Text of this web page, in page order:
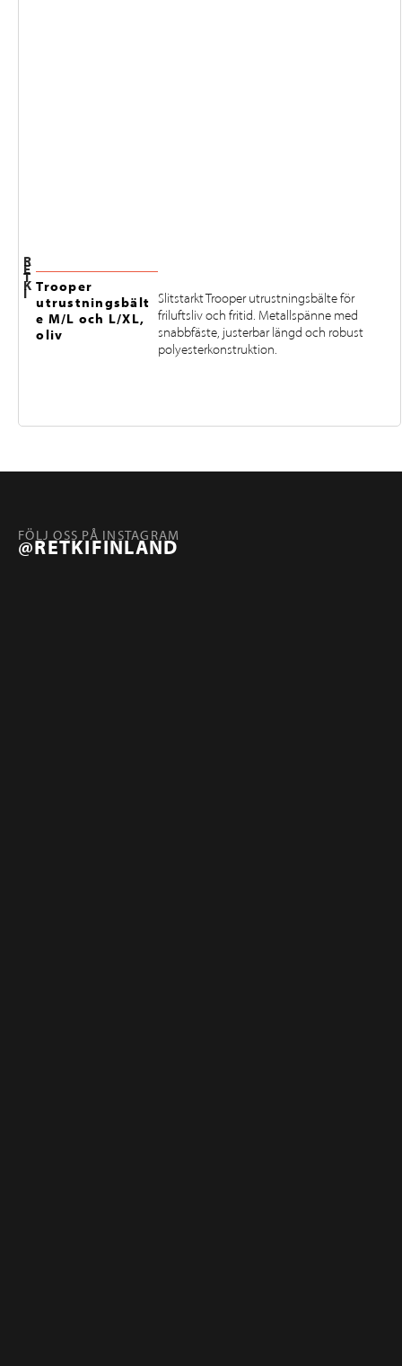
R
E
T
K
I Trooper
utrustningsbält
e M/L och L/XL,
oliv
Slitstarkt Trooper utrustningsbälte för
friluftsliv och fritid. Metallspänne med
snabbfäste, justerbar längd och robust
polyesterkonstruktion.
FÖLJ OSS PÅ INSTAGRAM
@RETKIFINLAND